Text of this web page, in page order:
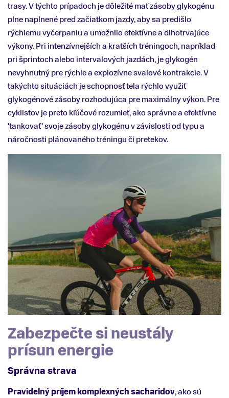
trasy. V týchto prípadoch je dôležité mať zásoby glykogénu
plne naplnené pred začiatkom jazdy, aby sa predišlo
rýchlemu vyčerpaniu a umožnilo efektívne a dlhotrvajúce
výkony. Pri intenzívnejších a kratších tréningoch, napríklad
pri šprintoch alebo intervalových jazdách, je glykogén
nevyhnutný pre rýchle a explozívne svalové kontrakcie. V
takýchto situáciách je schopnosť tela rýchlo využiť
glykogénové zásoby rozhodujúca pre maximálny výkon. Pre
cyklistov je preto kľúčové rozumieť, ako správne a efektívne
'tankovať' svoje zásoby glykogénu v závislosti od typu a
náročnosti plánovaného tréningu či pretekov.
Zabezpečte si neustály
prísun energie
Správna strava
Pravidelný príjem komplexných sacharidov, ako sú